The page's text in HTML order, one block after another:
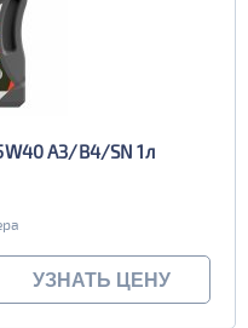
A3/B4/SN 1л
УЗНАТЬ ЦЕНУ